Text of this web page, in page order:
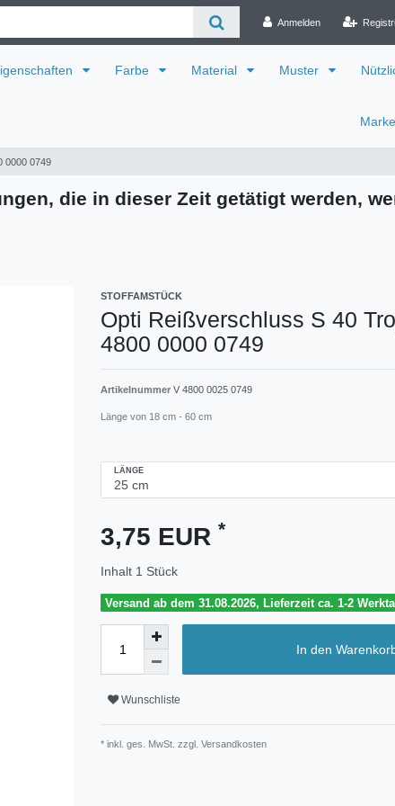
Anmelden
Farbe Material Muster
0000 0749
die in dieser Zeit getätigt werden,
STOFFAMSTÜCK
Opti Reißverschluss S 40
4800 0000 0749
Artikelnummer V 4800 0025 0749
Länge von 18 cm - 60 cm
LÄNGE
3,75 EUR *
Inhalt 1 Stück
Versand ab dem 31.08.2026, Lieferzeit ca. 1-2
In den
Wunschliste
* inkl. ges. MwSt. zzgl. Versandkosten